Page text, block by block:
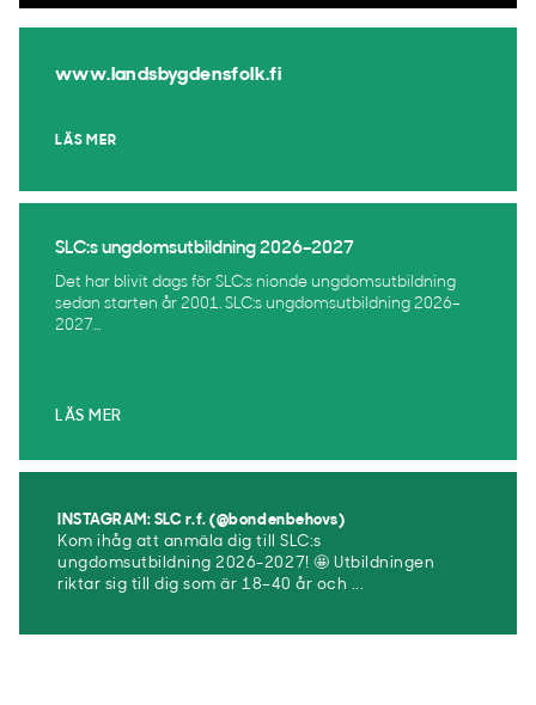
www.landsbygdensfolk.fi
LÄS MER
SLC:s ungdomsutbildning 2026–2027
Det har blivit dags för SLC:s nionde ungdomsutbildning
sedan starten år 2001. SLC:s ungdomsutbildning 2026–
2027...
LÄS MER
INSTAGRAM: SLC r.f. (@bondenbehovs)
Kom ihåg att anmäla dig till SLC:s
ungdomsutbildning 2026-2027! 🤩 Utbildningen
riktar sig till dig som är 18–40 år och ...